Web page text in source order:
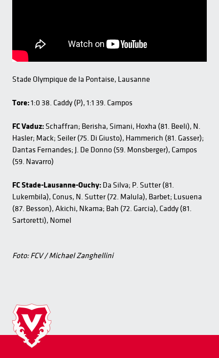
Stade Olympique de la Pontaise, Lausanne
Tore:1:0 38. Caddy (P), 1:1 39. Campos
FC Vaduz: Schaffran; Berisha, Simani, Hoxha (81. Beeli), N.
Hasler; Mack; Seiler (75. Di Giusto), Hammerich (81. Gasser);
Dantas Fernandes; J. De Donno (59. Monsberger), Campos
(59. Navarro)
FC Stade-Lausanne-Ouchy: Da Silva; P. Sutter (81.
Lukembila), Conus, N. Sutter (72. Malula), Barbet; Lusuena
(87. Besson), Akichi, Nkama; Bah (72. Garcia), Caddy (81.
Sartoretti), Nomel
Foto: FCV / Michael Zanghellini